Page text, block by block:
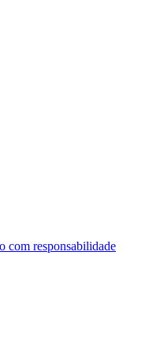
com responsabilidade